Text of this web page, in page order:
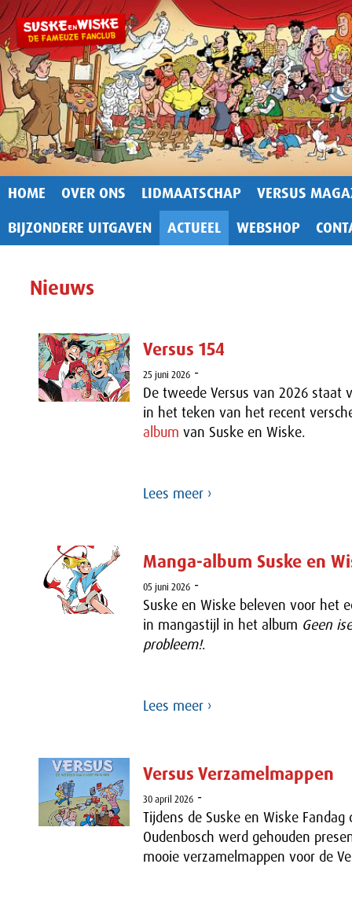
HOME OVER ONS LIDMAATSCHAP
VERSUS
BIJZONDERE UITGAVEN
ACTUEEL WEBSHOP
Nieuws
Versus 154
25 juni 2026-
De tweede Versus van 2026 staat
in het teken van het recent
album van Suske en Wiske.
Lees meer ›
Manga-album Suske en
05 juni 2026-
Suske en Wiske beleven voor het
in mangastijl in het album Geen
probleem!.
Lees meer ›
Versus Verzamelmappen
30 april 2026-
Tijdens de Suske en Wiske Fandag
Oudenbosch werd gehouden
mooie verzamelmappen voor de